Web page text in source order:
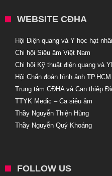
WEBSITE CĐHA
Hội Điện quang và Y học hạt
Chi hội Siêu âm Việt Nam
Chi hội Kỹ thuật điện quang và
Hội Chẩn đoán hình ảnh TP.HCM
Trung tâm CĐHA và Can thiệp
TTYK Medic – Ca siêu âm
Thầy Nguyễn Thiện Hùng
Thầy Nguyễn Quý Khoáng
FOLLOW US